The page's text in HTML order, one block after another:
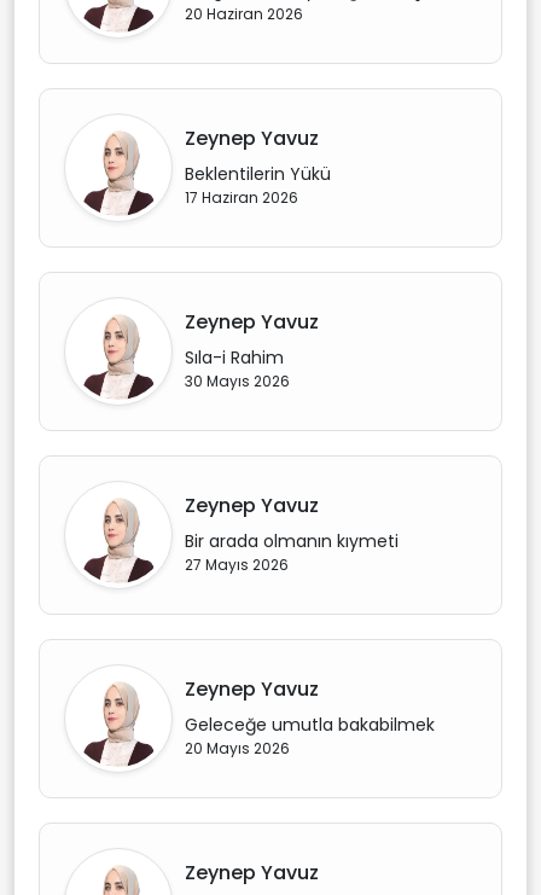
20 Haziran 2026
Zeynep Yavuz
Beklentilerin Yükü
17 Haziran 2026
Zeynep Yavuz
Sıla-i Rahim
30 Mayıs 2026
Zeynep Yavuz
Bir arada olmanın kıymeti
27 Mayıs 2026
Zeynep Yavuz
Geleceğe umutla bakabilmek
20 Mayıs 2026
Zeynep Yavuz